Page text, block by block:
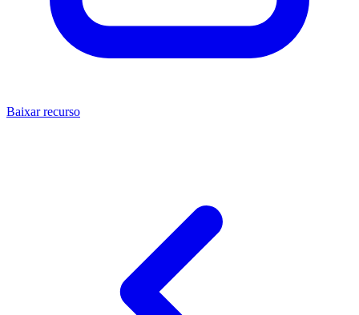
Baixar recurso